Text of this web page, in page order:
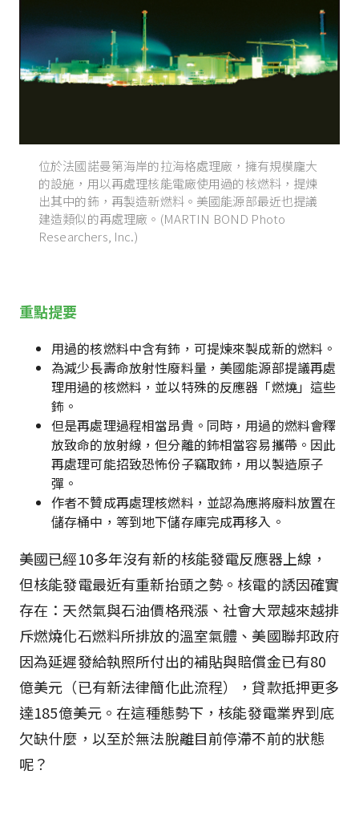
位於法國諾曼第海岸的拉海格處理廠，擁有規模龐大
的設施，用以再處理核能電廠使用過的核燃料，提煉
出其中的鈽，再製造新燃料。美國能源部最近也提議
建造類似的再處理廠。(MARTIN BOND Photo
Researchers, Inc.)
重點提要
用過的核燃料中含有鈽，可提煉來製成新的燃料。
為減少長壽命放射性廢料量，美國能源部提議再處
理用過的核燃料，並以特殊的反應器「燃燒」這些
鈽。
但是再處理過程相當昂貴。同時，用過的燃料會釋
放致命的放射線，但分離的鈽相當容易攜帶。因此
再處理可能招致恐怖份子竊取鈽，用以製造原子
彈。
作者不贊成再處理核燃料，並認為應將廢料放置在
儲存桶中，等到地下儲存庫完成再移入。
美國已經10多年沒有新的核能發電反應器上線，
但核能發電最近有重新抬頭之勢。核電的誘因確實
存在：天然氣與石油價格飛漲、社會大眾越來越排
斥燃燒化石燃料所排放的溫室氣體、美國聯邦政府
因為延遲發給執照所付出的補貼與賠償金已有80
億美元（已有新法律簡化此流程），貸款抵押更多
達185億美元。在這種態勢下，核能發電業界到底
欠缺什麼，以至於無法脫離目前停滯不前的狀態
呢？